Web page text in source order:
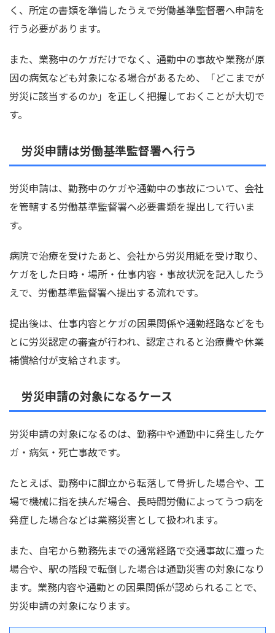
く、所定の書類を準備したうえで労働基準監督署へ申請を
行う必要があります。
また、業務中のケガだけでなく、通勤中の事故や業務が原
因の病気なども対象になる場合があるため、「どこまでが
労災に該当するのか」を正しく把握しておくことが大切で
す。
労災申請は労働基準監督署へ行う
労災申請は、勤務中のケガや通勤中の事故について、会社
を管轄する労働基準監督署へ必要書類を提出して行いま
す。
病院で治療を受けたあと、会社から労災用紙を受け取り、
ケガをした日時・場所・仕事内容・事故状況を記入したう
えで、労働基準監督署へ提出する流れです。
提出後は、仕事内容とケガの因果関係や通勤経路などをも
とに労災認定の審査が行われ、認定されると治療費や休業
補償給付が支給されます。
労災申請の対象になるケース
労災申請の対象になるのは、勤務中や通勤中に発生したケ
ガ・病気・死亡事故です。
たとえば、勤務中に脚立から転落して骨折した場合や、工
場で機械に指を挟んだ場合、長時間労働によってうつ病を
発症した場合などは業務災害として扱われます。
また、自宅から勤務先までの通常経路で交通事故に遭った
場合や、駅の階段で転倒した場合は通勤災害の対象になり
ます。業務内容や通勤との因果関係が認められることで、
労災申請の対象になります。